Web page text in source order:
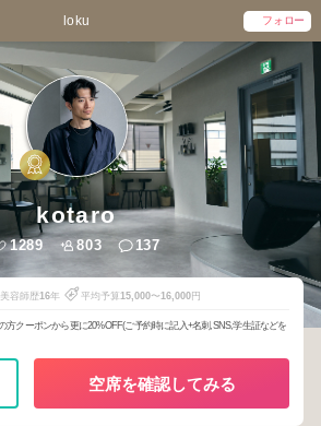
loku フォロー
kotaro
1289 803 137
美容師歴16年 平均予算15,000〜16,000円
空席を確認してみる